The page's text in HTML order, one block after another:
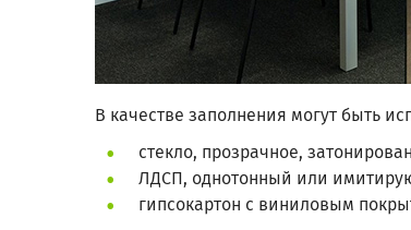
В качестве заполнения могут быть
стекло, прозрачное,
ЛДСП, однотонный или
гипсокартон с виниловым